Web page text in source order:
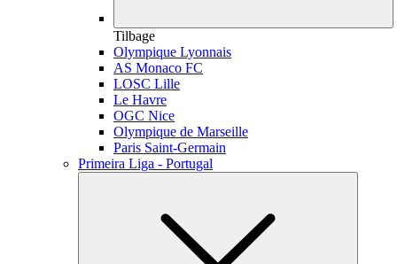
Tilbage
Olympique Lyonnais
AS Monaco FC
LOSC Lille
Le Havre
OGC Nice
Olympique de Marseille
Paris Saint-Germain
Primeira Liga - Portugal